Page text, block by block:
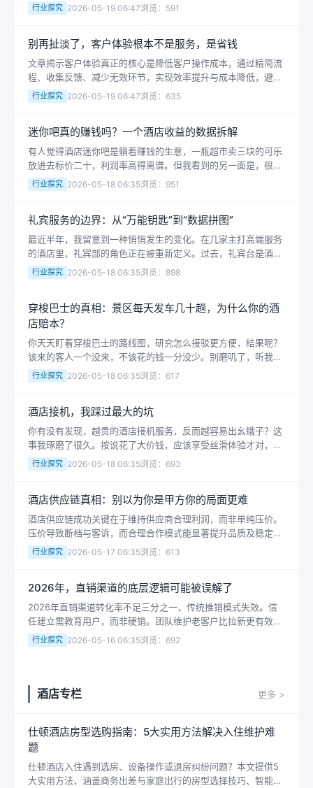
行业探究 2026-05-19 06:47浏览：591
别再扯淡了，客户体验根本不是服务，是省钱
文章揭示客户体验真正的核心是降低客户操作成本，通过精简流
程、收集反馈、减少无效环节，实现效率提升与成本降低，避免
表面化服务带来的资源浪费。
行业探究 2026-05-19 06:47浏览：635
迷你吧真的赚钱吗？一个酒店收益的数据拆解
有人觉得酒店迷你吧是躺着赚钱的生意，一瓶超市卖三块的可乐
放进去标价二十，利润率高得离谱。但我看到的另一面是，很多
酒店财务私下说迷你吧的实际贡献连总营收的百分之一都不到，
算上折旧和人工，可能还是亏的。这...
行业探究 2026-05-18 06:35浏览：951
礼宾服务的边界：从“万能钥匙”到“数据拼图”
最近半年，我留意到一种悄悄发生的变化。在几家主打高端服务
的酒店里，礼宾部的角色正在被重新定义。过去，礼宾台是酒店
大堂最繁忙的角落，穿着笔挺制服的员工们拿着电话，一边确认
米其林餐厅的预定，一边帮客人安排...
行业探究 2026-05-18 06:35浏览：898
穿梭巴士的真相：景区每天发车几十趟，为什么你的酒
店赔本？
你天天盯着穿梭巴士的路线图，研究怎么接驳更方便，结果呢？
该来的客人一个没来，不该花的钱一分没少。别磨叽了，听我说
点真话。我干这行八年了，搞过酒店、民宿，甚至自己包过景区
接驳...
行业探究 2026-05-18 06:35浏览：617
酒店接机，我踩过最大的坑
你有没有发现，越贵的酒店接机服务，反而越容易出幺蛾子？这
事我琢磨了很久。按说花了大价钱，应该享受丝滑体验才对，可
我认识的几个人，包括我自己，都在这上面栽过跟头。今天就聊
聊“...
行业探究 2026-05-18 06:35浏览：693
酒店供应链真相：别以为你是甲方你的局面更难
酒店供应链成功关键在于维持供应商合理利润，而非单纯压价。
压价导致断档与客诉，而合理合作模式能显著提升品质及稳定
性，减少突发采购风险，实现长期成本优化。
行业探究 2026-05-17 06:35浏览：613
2026年，直销渠道的底层逻辑可能被误解了
2026年直销渠道转化率不足三分之一，传统推销模式失效。信
任建立需教育用户，而非硬销。团队维护老客户比拉新更有效，
新趋势正重塑直销逻辑。
行业探究 2026-05-16 06:35浏览：692
酒店专栏 更多 >
仕顿酒店房型选购指南：5大实用方法解决入住维护难
题
仕顿酒店入住遇到选房、设备操作或退房纠纷问题？本文提供5
大实用方法，涵盖商务出差与家庭出行的房型选择技巧、智能设